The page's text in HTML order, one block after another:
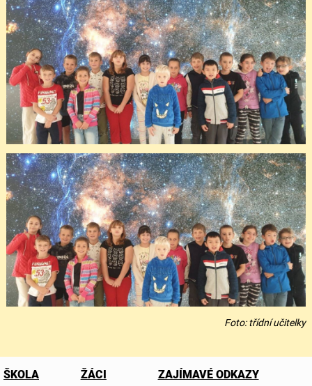
Foto: třídní učitelky
ŠKOLA ŽÁCI ZAJÍMAVÉ ODKAZY